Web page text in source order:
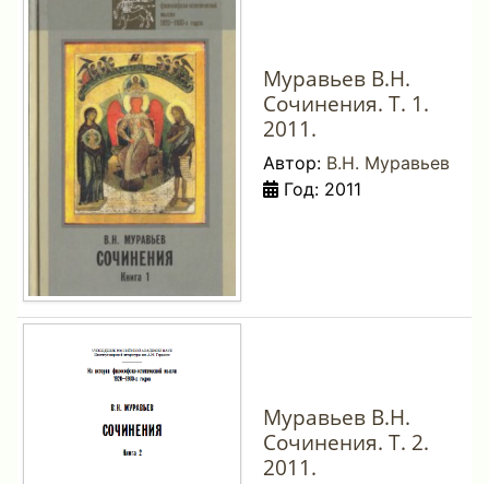
Муравьев В.Н.
Сочинения. Т. 1.
2011.
Автор: В.Н. Муравьев
Год: 2011
Муравьев В.Н.
Сочинения. Т. 2.
2011.